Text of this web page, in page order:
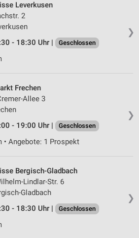
❯
Lever­kusen
2
- 18:30 Uhr |
Geschlossen
❯
Frechen
Allee 3
- 19:00 Uhr |
Geschlossen
• Angebote: 1 Prospekt
❯
Bergisch-Gladbach
Lindlar-Str. 6
Gladbach
- 18:30 Uhr |
Geschlossen